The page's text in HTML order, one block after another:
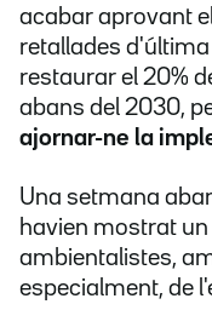
acabar aprovant
retallades
restaurar el 20%
abans del 2030,
ajornar-ne la
Una setmana
havien mostrat
ambientalistes,
especialment, de